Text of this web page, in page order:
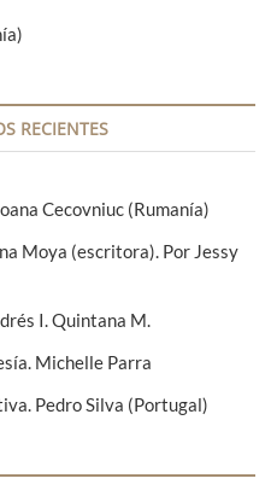
RECIENTES
Cecovniuc (Rumanía)
Moya (escritora). Por Jessy
I. Quintana M.
Michelle Parra
Pedro Silva (Portugal)